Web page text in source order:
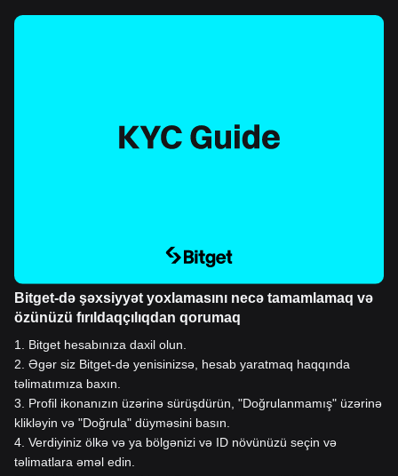
Bitget-də şəxsiyyət yoxlamasını necə tamamlamaq və
özünüzü fırıldaqçılıqdan qorumaq
1
Bitget hesabınıza daxil olun.
2 Əgər siz Bitget-də yenisinizsə, hesab yaratmaq haqqında
təlimatımıza baxın.
3
Profil ikonanızın üzərinə sürüşdürün, "Doğrulanmamış" üzərinə
klikləyin və "Doğrula" düyməsini basın.
4 Verdiyiniz ölkə və ya bölgənizi və ID növünüzü seçin və
təlimatlara əməl edin.